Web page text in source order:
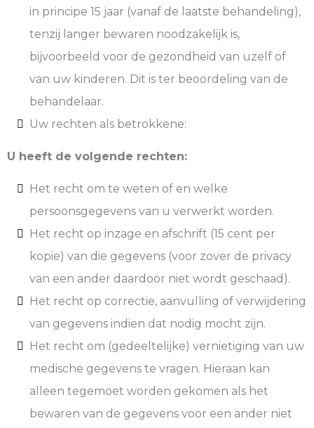
in principe 15 jaar (vanaf de laatste behandeling),
tenzij langer bewaren noodzakelijk is,
bijvoorbeeld voor de gezondheid van uzelf of
van uw kinderen. Dit is ter beoordeling van de
behandelaar.
Uw rechten als betrokkene:
U heeft de volgende rechten:
Het recht om te weten of en welke
persoonsgegevens van u verwerkt worden.
Het recht op inzage en afschrift (15 cent per
kopie) van die gegevens (voor zover de privacy
van een ander daardoor niet wordt geschaad).
Het recht op correctie, aanvulling of verwijdering
van gegevens indien dat nodig mocht zijn.
Het recht om (gedeeltelijke) vernietiging van uw
medische gegevens te vragen. Hieraan kan
alleen tegemoet worden gekomen als het
bewaren van de gegevens voor een ander niet